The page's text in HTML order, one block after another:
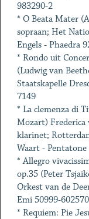
983290-2
* O Beata Mater
sopraan; Het
Engels - Phaedra
* Rondo uit
(Ludwig van
Staatskapelle
7149
* La clemenza di
Mozart) Frederica
klarinet;
Waart - Pentatone
* Allegro
op.35 (Peter
Orkest van de
Emi 50999-
* Requiem: Pie